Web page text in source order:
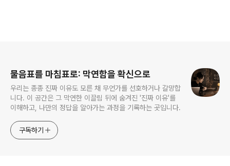
물음표를 마침표로: 막연함을 확신으로
우리는 종종 진짜 이유도 모른 채 무언가를 선호하거나 갈망합
니다. 이 공간은 그 막연한 이끌림 뒤에 숨겨진 '진짜 이유'를
이해하고, 나만의 정답을 알아가는 과정을 기록하는 곳입니다.
구독하기